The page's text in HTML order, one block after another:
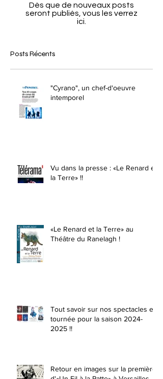
Dès que de nouveaux posts
seront publiés, vous les verrez
ici.
Posts Récents
"Cyrano", un chef-d'oeuvre
intemporel
Vu dans la presse : «Le Renard et
la Terre» !!
«Le Renard et la Terre» au
Théâtre du Ranelagh !
Tout savoir sur nos spectacles en
tournée pour la saison 2024-
2025 !!
Retour en images sur la première